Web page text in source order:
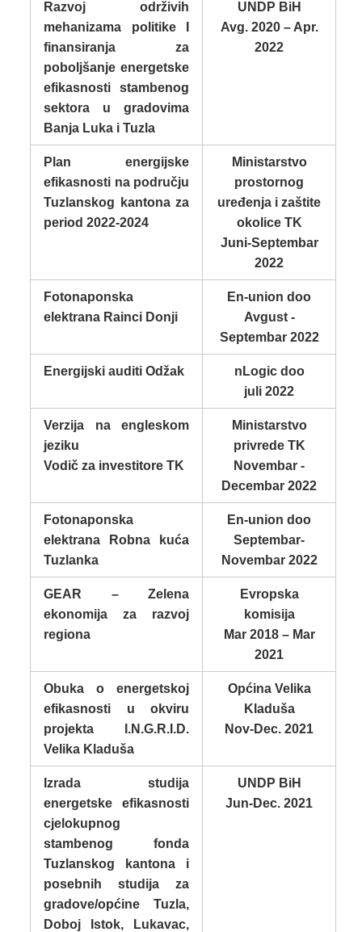
Razvoj održivih
mehanizama politike I
finansiranja za
poboljšanje energetske
efikasnosti stambenog
sektora u gradovima
Banja Luka i Tuzla
UNDP BiH
Avg. 2020 – Apr.
2022
Plan energijske
efikasnosti na području
Tuzlanskog kantona za
period 2022-2024
Ministarstvo
prostornog
uređenja i zaštite
okolice TK
Juni-Septembar
2022
Fotonaponska
elektrana Rainci Donji
En-union doo
Avgust -
Septembar 2022
Energijski auditi Odžak
nLogic doo
juli 2022
Verzija na engleskom
jeziku
Vodič za investitore TK
Ministarstvo
privrede TK
Novembar -
Decembar 2022
Fotonaponska
elektrana Robna kuća
Tuzlanka
En-union doo
Septembar-
Novembar 2022
GEAR – Zelena
ekonomija za razvoj
regiona
Evropska
komisija
Mar 2018 – Mar
2021
Obuka o energetskoj
efikasnosti u okviru
projekta I.N.G.R.I.D.
Velika Kladuša
Općina Velika
Kladuša
Nov-Dec. 2021
Izrada studija
energetske efikasnosti
cjelokupnog
stambenog fonda
Tuzlanskog kantona i
posebnih studija za
gradove/općine Tuzla,
Doboj Istok, Lukavac,
UNDP BiH
Jun-Dec. 2021